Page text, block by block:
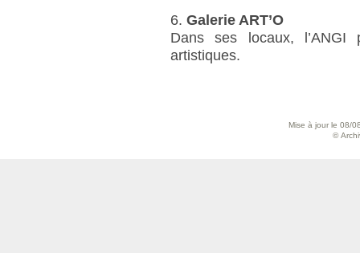
6.Galerie ART’O
Dans ses locaux, l’ANGI
artistiques.
Mise à jour le 08/
©